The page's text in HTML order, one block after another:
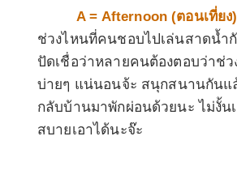
A = Afternoon (ตอนเที่ยง)
ช่วงไหนที่คนชอบไปเล่นสาดน้ำ
ปัดเชื่อว่าหลายคนต้องตอบว่าช่ว
บ่ายๆ แน่นอนจ้ะ สนุกสนานกันแ
กลับบ้านมาพักผ่อนด้วยนะ ไม่งั้น
สบายเอาได้นะจ๊ะ